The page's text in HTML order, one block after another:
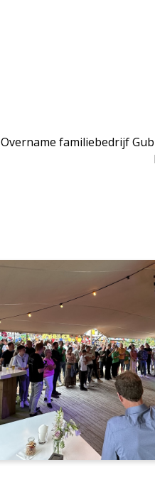
Overname familiebedrijf